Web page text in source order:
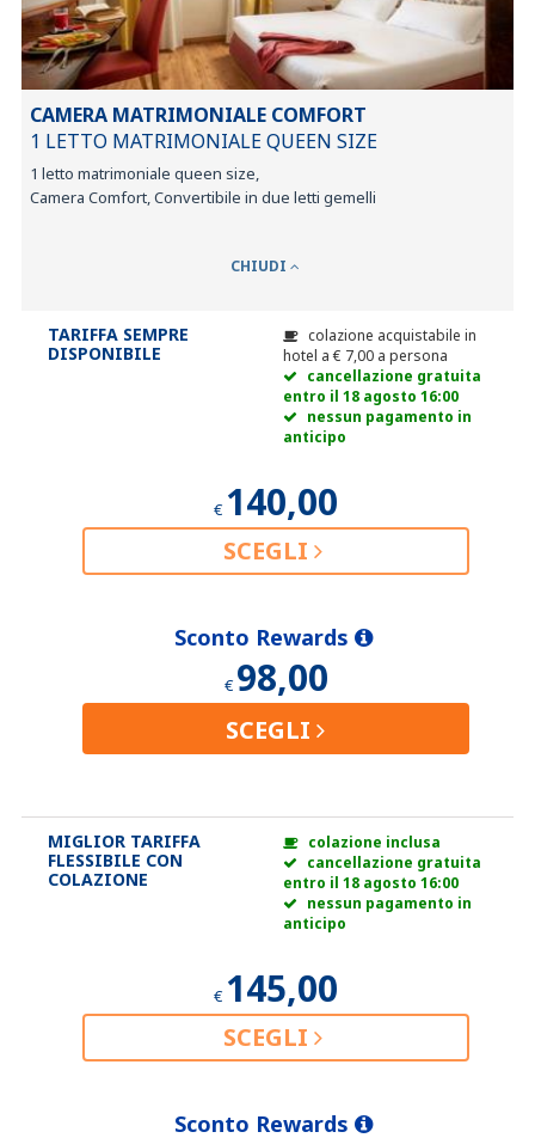
CAMERA MATRIMONIALE COMFORT
1 LETTO MATRIMONIALE QUEEN SIZE
1 letto matrimoniale queen size,
Camera Comfort, Convertibile in due letti gemelli
CHIUDI
TARIFFA SEMPRE
DISPONIBILE
colazione acquistabile in
hotel a€ 7,00 a persona
cancellazione gratuita
entro il 18 agosto 16:00
nessun pagamento in
anticipo
€ 140,00
SCEGLI
Sconto Rewards
€ 98,00
SCEGLI
MIGLIOR TARIFFA
FLESSIBILE CON
COLAZIONE
colazione inclusa
cancellazione gratuita
entro il 18 agosto 16:00
nessun pagamento in
anticipo
€ 145,00
SCEGLI
Sconto Rewards